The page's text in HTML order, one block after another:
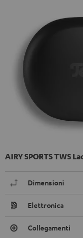
AIRY SPORTS TWS
Dimensioni
Elettronica
Collegamenti